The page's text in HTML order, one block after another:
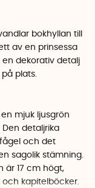
bokhyllan till
av en prinsessa
dekorativ detalj
plats.
mjuk ljusgrön
detaljrika
och det
sagolik stämning.
är 17 cm högt,
kapitelböcker.